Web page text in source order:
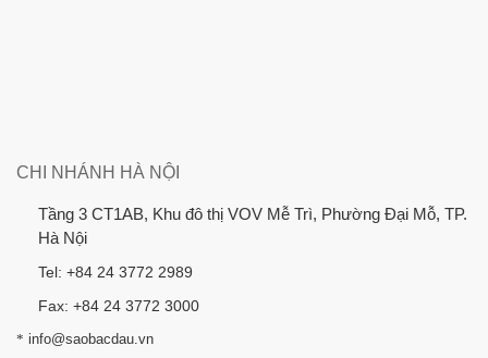
CHI NHÁNH HÀ NỘI
Tầng 3 CT1AB, Khu đô thị VOV Mễ Trì, Phường Đại Mỗ, TP.
Hà Nội
Tel: +84 24 3772 2989
Fax: +84 24 3772 3000
* info@saobacdau.vn